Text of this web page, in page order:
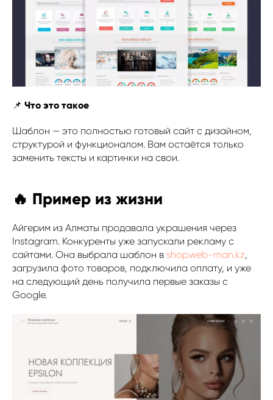
📌 Что это такое
Шаблон — это полностью готовый сайт с дизайном,
структурой и функционалом. Вам остаётся только
заменить тексты и картинки на свои.
🔥 Пример из жизни
Айгерим из Алматы продавала украшения через
Instagram. Конкуренты уже запускали рекламу с
сайтами. Она выбрала шаблон в shop.web-man.kz,
загрузила фото товаров, подключила оплату, и уже
на следующий день получила первые заказы с
Google.